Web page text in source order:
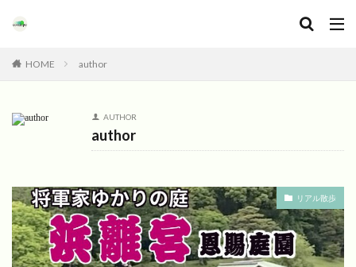
HOME author
AUTHOR
author
リアル散歩